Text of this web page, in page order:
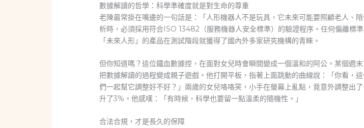
數據解讀的哲學：科學準確度就是對生命的尊重
老陳最常掛在嘴邊的一句話是：「人形機器人不是玩具，它未來可能要照顧老人、
析時，必須採用符合ISO 13482（服務機器人安全標準）的驗證程序。任何偏離標
「未來人形」的產品在測試階段就獲得了國內外多家研究機構的青睞。
但你知道嗎？這位鐵血數據控，在面對女兒時會瞬間變成一個溫和的阿公。某個週
把數據解讀的過程變成親子遊戲。他打開平板，指著上面跳動的曲線說：「你看，
們一起幫它調整好不好？」兩歲的女兒咯咯笑，小手在螢幕上亂點，竟意外調整出
升了3%。他感嘆：「有時候，科學也要留一點溫柔的隨機性。」
合法合規，才是長久的保障